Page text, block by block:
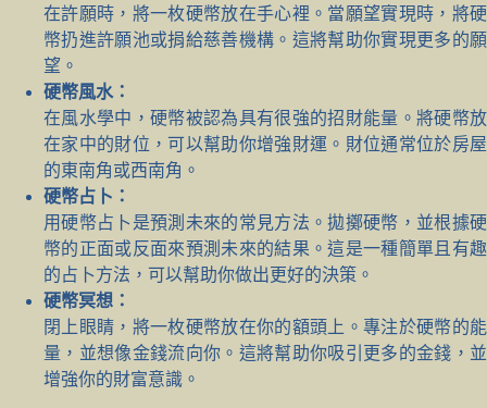
在許願時，將一枚硬幣放在手心裡。當願望實現時，將硬
幣扔進許願池或捐給慈善機構。這將幫助你實現更多的願
望。
硬幣風水：
在風水學中，硬幣被認為具有很強的招財能量。將硬幣放
在家中的財位，可以幫助你增強財運。財位通常位於房屋
的東南角或西南角。
硬幣占卜：
用硬幣占卜是預測未來的常見方法。拋擲硬幣，並根據硬
幣的正面或反面來預測未來的結果。這是一種簡單且有趣
的占卜方法，可以幫助你做出更好的決策。
硬幣冥想：
閉上眼睛，將一枚硬幣放在你的額頭上。專注於硬幣的能
量，並想像金錢流向你。這將幫助你吸引更多的金錢，並
增強你的財富意識。